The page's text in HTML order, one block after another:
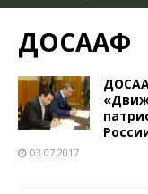
ДОСААФ
03.07.2017